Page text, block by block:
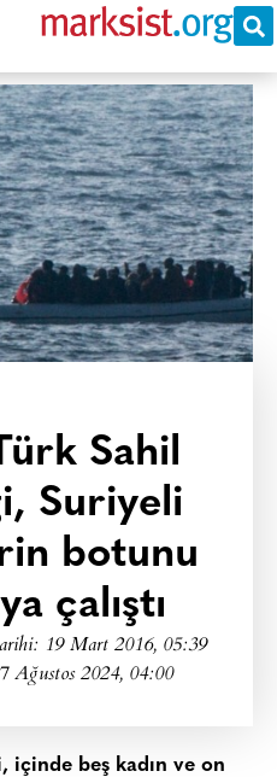
Sahil
Suriyeli
botunu
çalıştı
19 Mart 2016, 05:39
Ağustos 2024, 04:00
beş kadın ve on